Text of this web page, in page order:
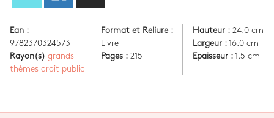
Ean :
9782370324573
Rayon(s) grands
thèmes droit public
Format et Reliure :
Livre
Pages : 215
Hauteur :24.0 cm
Largeur :16.0 cm
Epaisseur :1.5 cm